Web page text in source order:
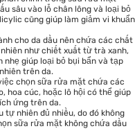
sâu vào lỗ chân lông và loại bỏ
cũng giúp làm giảm vi khuẩn
cho da dầu nên chứa các chất
như chiết xuất từ trà xanh,
giúp loại bỏ bụi bẩn và tạp
trên da.
chọn sữa rửa mặt chứa các
hoa cúc, hoặc lô hội có thể giúp
ứng trên da.
tự nhiên đủ nhiều, do đó không
sữa rửa mặt không chứa dầu